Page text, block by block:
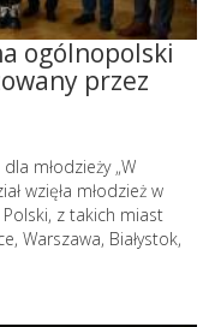
ogólnopolski
przez
młodzieży „W
wzięła młodzież w
Polski, z takich miast
Warszawa, Białystok,